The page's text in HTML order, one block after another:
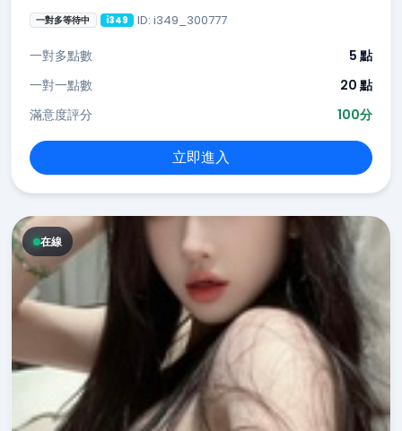
一對多等待中 i349 ID: i349_300777
一對多點數
5 點
一對一點數
20 點
滿意度評分
100分
立即進入
在線